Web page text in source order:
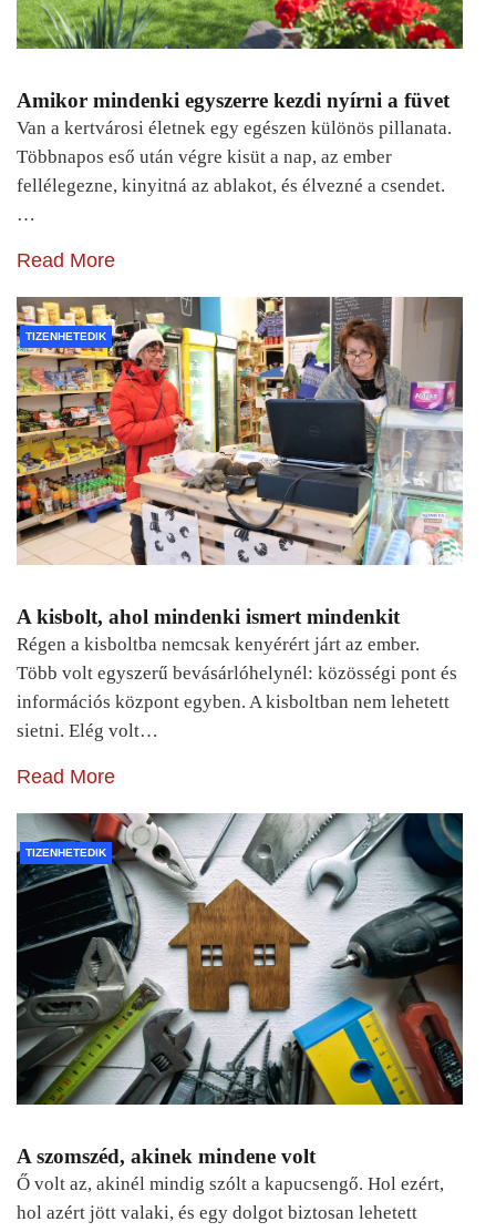
Amikor mindenki egyszerre kezdi nyírni a füvet
Van a kertvárosi életnek egy egészen különös pillanata.
Többnapos eső után végre kisüt a nap, az ember
fellélegezne, kinyitná az ablakot, és élvezné a csendet.
…
Read More
TIZENHETEDIK
A kisbolt, ahol mindenki ismert mindenkit
Régen a kisboltba nemcsak kenyérért járt az ember.
Több volt egyszerű bevásárlóhelynél: közösségi pont és
információs központ egyben. A kisboltban nem lehetett
sietni. Elég volt…
Read More
TIZENHETEDIK
A szomszéd, akinek mindene volt
Ő volt az, akinél mindig szólt a kapucsengő. Hol ezért,
hol azért jött valaki, és egy dolgot biztosan lehetett